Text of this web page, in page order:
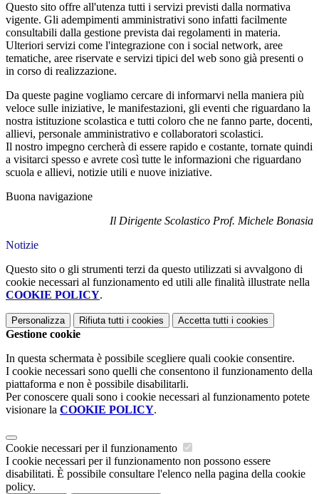
Questo sito offre all'utenza tutti i servizi previsti dalla normativa
vigente. Gli adempimenti amministrativi sono infatti facilmente
consultabili dalla gestione prevista dai regolamenti in materia.
Ulteriori servizi come l'integrazione con i social network, aree
tematiche, aree riservate e servizi tipici del web sono già presenti o
in corso di realizzazione.
Da queste pagine vogliamo cercare di informarvi nella maniera più
veloce sulle iniziative, le manifestazioni, gli eventi che riguardano la
nostra istituzione scolastica e tutti coloro che ne fanno parte, docenti,
allievi, personale amministrativo e collaboratori scolastici.
Il nostro impegno cercherà di essere rapido e costante, tornate quindi
a visitarci spesso e avrete così tutte le informazioni che riguardano
scuola e allievi, notizie utili e nuove iniziative.
Buona navigazione
Il Dirigente Scolastico Prof. Michele Bonasia
Notizie
Questo sito o gli strumenti terzi da questo utilizzati si avvalgono di
cookie necessari al funzionamento ed utili alle finalità illustrate nella
COOKIE POLICY.
Personalizza Rifiuta tutti i cookies Accetta tutti i cookies
Gestione cookie
In questa schermata è possibile scegliere quali cookie consentire.
I cookie necessari sono quelli che consentono il funzionamento della
piattaforma e non è possibile disabilitarli.
Per conoscere quali sono i cookie necessari al funzionamento potete
visionare la COOKIE POLICY.
Cookie necessari per il funzionamento
I cookie necessari per il funzionamento non possono essere
disabilitati. È possibile consultare l'elenco nella pagina della cookie
policy.